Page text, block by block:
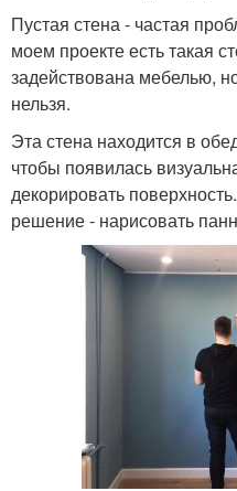
Пустая стена - частая
моем проекте есть такая
задействована мебелью,
нельзя.
Эта стена находится в
чтобы появилась
декорировать
решение - нарисовать